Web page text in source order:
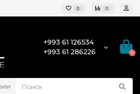
0 0
+993 61 126534
+993 61 286226
0